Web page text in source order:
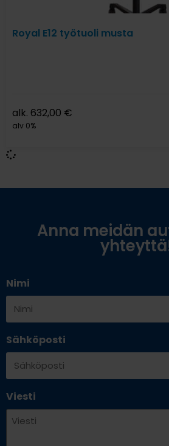
Royal E12 työtuoli musta
alk. 632,00 €
alv 0%
Anna meidän
Nimi
Sähköposti
Viesti